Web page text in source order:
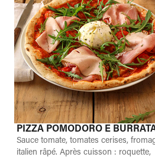
PIZZA POMODORO E
Sauce tomate, tomates cerises,
italien râpé. Après cuisson : roquette,